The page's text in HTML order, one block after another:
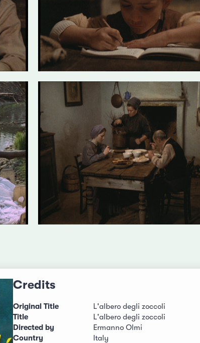
Credits
Original Title
L'albero degli zoccoli
Title
L'albero degli zoccoli
Directed by
Ermanno Olmi
Country
Italy